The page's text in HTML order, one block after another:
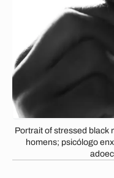
Portrait of stressed black
homens; psicólogo